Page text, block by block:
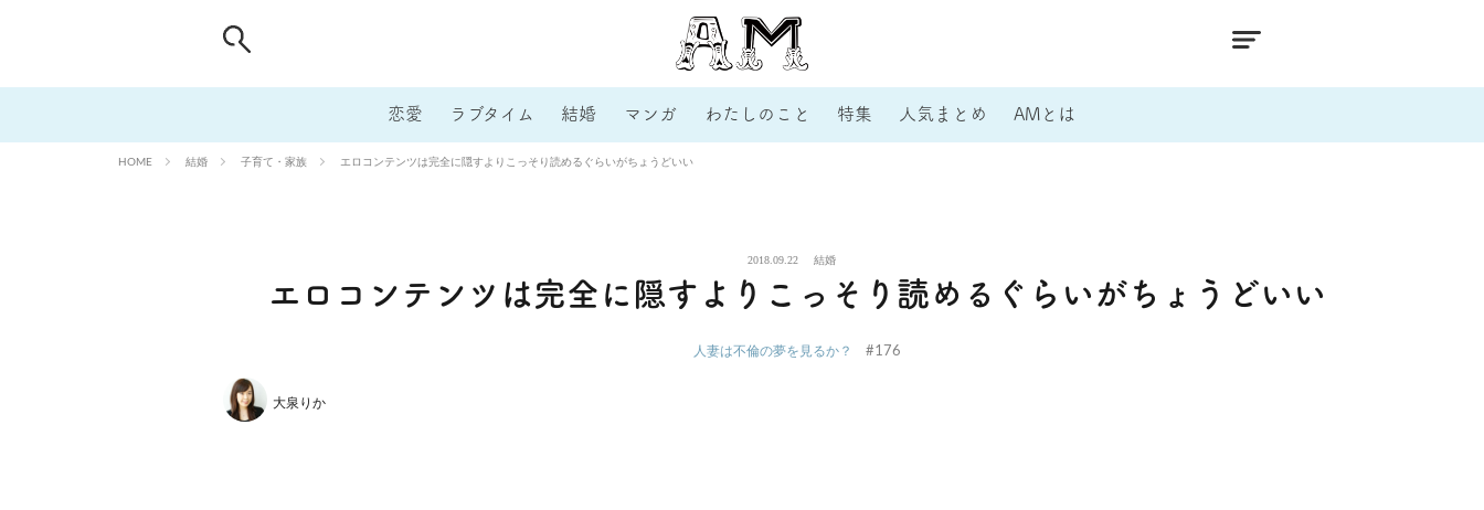
恋愛 ラブタイム 結婚 マンガ わたしのこと 特集 人気まとめ AMとは
HOME 結婚 子育て・家族 エロコンテンツは完全に隠すよりこっそり読めるぐらいがちょうどいい
2018.09.22 結婚
エロコンテンツは完全に隠すよりこっそり読めるぐらいがちょうどいい
人妻は不倫の夢を見るか？ #176
大泉りか